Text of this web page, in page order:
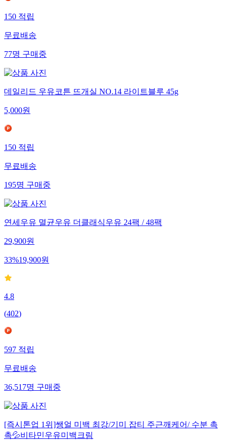
150적립
무료배송
77명구매중
데일리드 우유코튼 뜨개실 NO.14 라이트블루 45g
5,000원
150적립
무료배송
195명구매중
연세우유 멸균우유 더클래식우유 24팩 / 48팩
29,900원
33%19,900원
4.8
(402)
597적립
무료배송
36,517명구매중
[즉시톤업 1위]쌩얼 미백 최강/기미 잡티 주근깨케어/ 수분 촉
촉💦비타민우유미백크림